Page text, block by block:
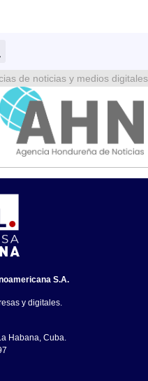
de noticias y medios digitales
S.A.
y digitales.
Habana, Cuba.